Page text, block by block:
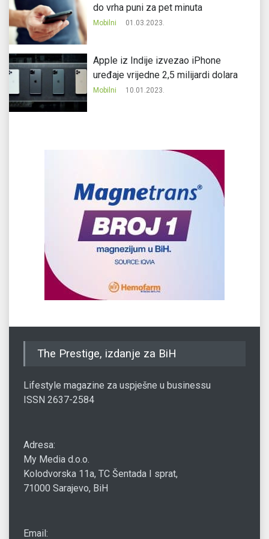
do vrha puni za pet minuta
Mobilni 01.03.2023.
Apple iz Indije izvezao iPhone
uređaje vrijedne 2,5 milijardi dolara
Mobilni 10.01.2023.
The Prestige, izdanje za BiH
Lifestyle magazine za uspješne u businessu
ISSN 2637-2584
Adresa:
My Media d.o.o.
Kolodvorska 11a, TC Šentada I sprat,
71000 Sarajevo, BiH
Email: